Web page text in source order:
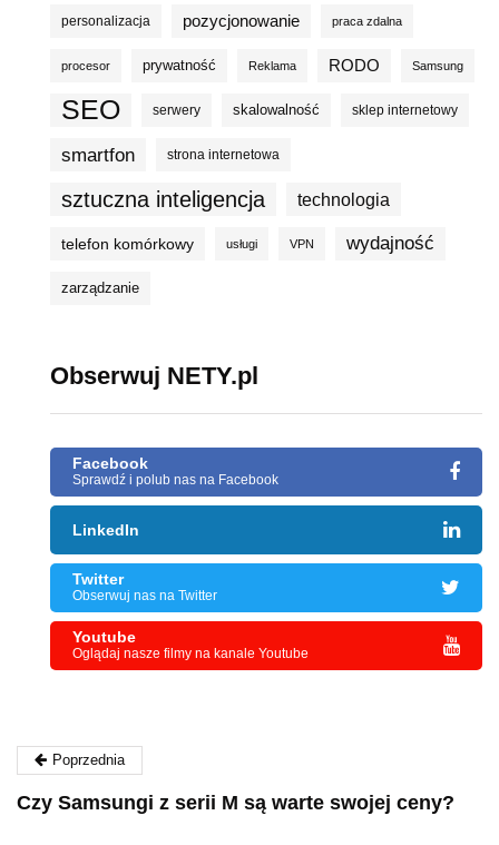
personalizacja pozycjonowanie praca zdalna
procesor prywatność Reklama RODO Samsung
SEO serwery skalowalność sklep internetowy
smartfon strona internetowa
sztuczna inteligencja technologia
telefon komórkowy usługi VPN wydajność
zarządzanie
Obserwuj NETY.pl
Facebook
Sprawdź i polub nas na Facebook
LinkedIn
Twitter
Obserwuj nas na Twitter
Youtube
Oglądaj nasze filmy na kanale Youtube
Poprzednia
Czy Samsungi z serii M są warte swojej ceny?